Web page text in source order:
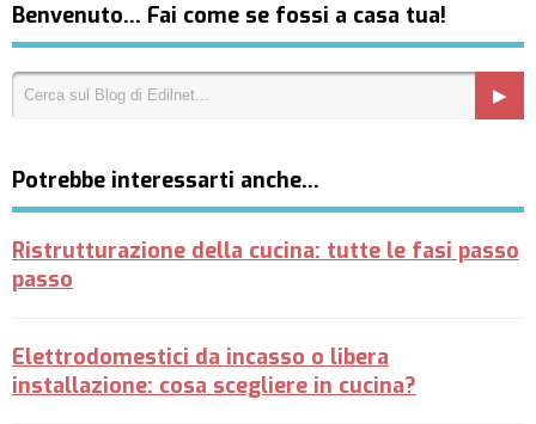
Benvenuto… Fai come se fossi a casa tua!
Potrebbe interessarti anche…
Ristrutturazione della cucina: tutte le fasi passo
passo
Elettrodomestici da incasso o libera
installazione: cosa scegliere in cucina?